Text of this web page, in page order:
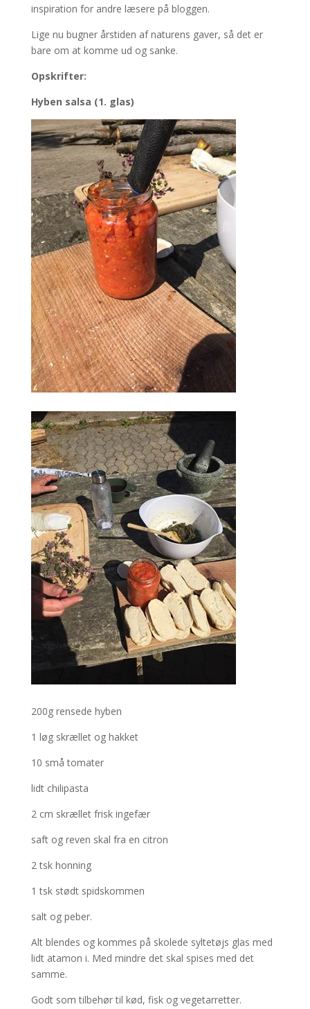
inspiration for andre læsere på bloggen.
Lige nu bugner årstiden af naturens gaver, så det er
bare om at komme ud og sanke.
Opskrifter:
Hyben salsa (1. glas)
200g rensede hyben
1 løg skrællet og hakket
10 små tomater
lidt chilipasta
2 cm skrællet frisk ingefær
saft og reven skal fra en citron
2 tsk honning
1 tsk stødt spidskommen
salt og peber.
Alt blendes og kommes på skolede syltetøjs glas med
lidt atamon i. Med mindre det skal spises med det
samme.
Godt som tilbehør til kød, fisk og vegetarretter.